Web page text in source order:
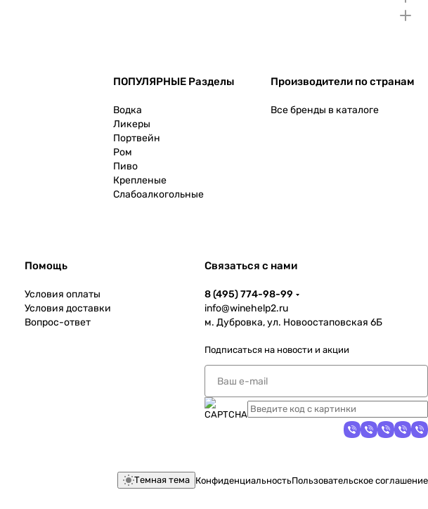
ПОПУЛЯРНЫЕ Разделы
Водка
Ликеры
Портвейн
Ром
Пиво
Крепленые
Слабоалкогольные
Производители по странам
Все бренды в каталоге
Помощь
Условия оплаты
Условия доставки
Вопрос-ответ
Связаться с нами
8 (495) 774-98-99
info@winehelp2.ru
м. Дубровка, ул. Новоостаповская 6Б
Подписаться на новости и акции
Темная тема КонфиденциальностьПользовательское соглашение